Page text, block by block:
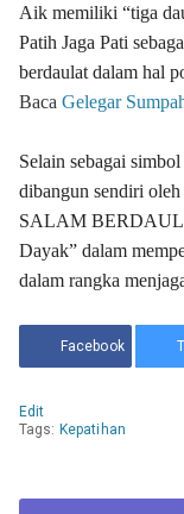
Aik memiliki “tiga
Patih Jaga Pati
berdaulat dalam hal
Baca Gelegar
Selain sebagai
dibangun sendiri
SALAM
Dayak” dalam
dalam rangka
Facebook
Edit
Tags: Kepatihan